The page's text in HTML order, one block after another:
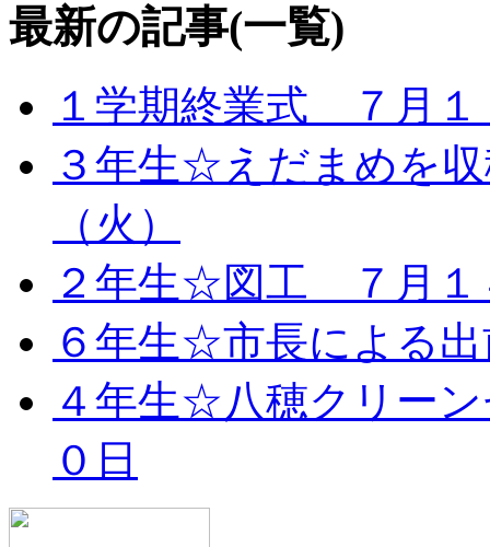
最新の記事(一覧)
１学期終業式 ７月１
３年生☆えだまめを
（火）
２年生☆図工 ７月１
６年生☆市長による
４年生☆八穂クリー
０日